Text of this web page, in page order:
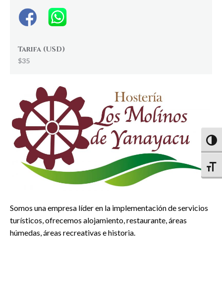
Tarifa (USD)
$35
Somos una empresa líder en la implementación de servicios
turísticos, ofrecemos alojamiento, restaurante, áreas
húmedas, áreas recreativas e historia.